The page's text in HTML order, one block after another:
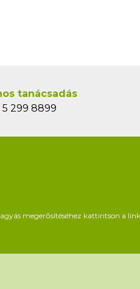
tanácsadás
5 299 8899
megerősítéséhez kattintson a